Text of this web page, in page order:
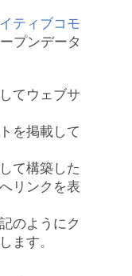
ティブコモ
プンデータ
てウェブサ
を掲載して
て構築した
リンクを表
のようにク
ます。